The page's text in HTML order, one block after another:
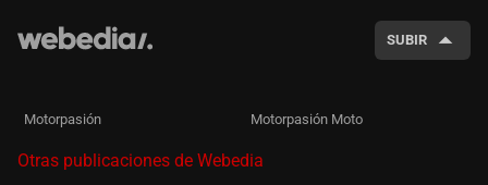
SUBIR
Motorpasión Motorpasión Moto
Otras publicaciones de Webedia